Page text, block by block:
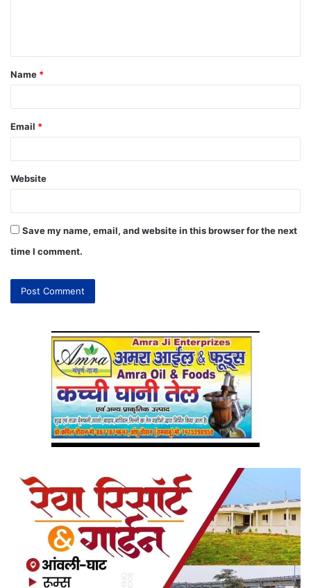
Name *
Email *
Website
Save my name, email, and website in this browser for the next
time I comment.